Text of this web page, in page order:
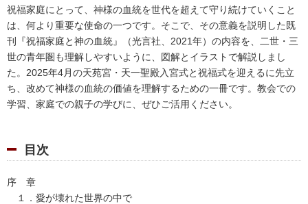
祝福家庭にとって、神様の血統を世代を超えて守り続けていくこと
は、何より重要な使命の一つです。そこで、その意義を説明した既
刊『祝福家庭と神の血統』（光言社、2021年）の内容を、二世・三
世の青年圏も理解しやすいように、図解とイラストで解説しまし
た。2025年4月の天苑宮・天一聖殿入宮式と祝福式を迎えるに先立
ち、改めて神様の血統の価値を理解するための一冊です。教会での
学習、家庭での親子の学びに、ぜひご活用ください。
目次
序 章
１．愛が壊れた世界の中で